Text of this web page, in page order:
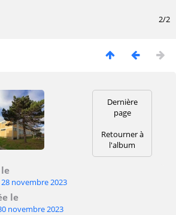
2/2
Dernière
page
Retourner à
l'album
novembre 2023
le
novembre 2023